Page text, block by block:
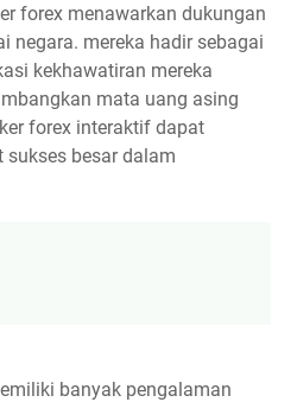
forex menawarkan dukungan
negara. mereka hadir sebagai
kekhawatiran mereka
mata uang asing
forex interaktif dapat
besar dalam
banyak pengalaman